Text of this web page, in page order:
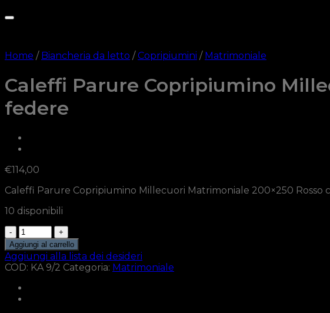
Home / Biancheria da letto / Copripiumini / Matrimoniale
Caleffi Parure Copripiumino
federe
€114,00
Caleffi Parure Copripiumino Millecuori Matrimoniale 200×250 Rosso
10 disponibili
Caleffi
Parure
Copripiumino
Millecuori
Matrimoniale
200x250
Rosso
Aggiungi al carrello
Aggiungi alla lista dei desideri
COD: KA 9/2 Categoria: Matrimoniale